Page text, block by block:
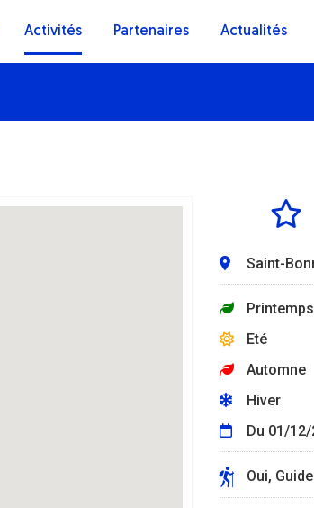
Activités Partenaires Actualités
Saint-
Printemps
Eté
Automne
Hiver
Du 01/
Oui,